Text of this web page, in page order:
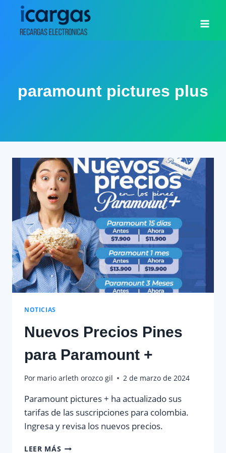
Saltar
contenido
paramount pictures plus
NOTICIAS
Nuevos Precios Pines
para Paramount +
Por mario arleth orozco gil 2 de marzo de 2024
Paramount pictures + ha actualizado sus
tarifas de las suscripciones para colombia.
Ingresa y revisa los nuevos precios.
LEER MÁS NUEVOS